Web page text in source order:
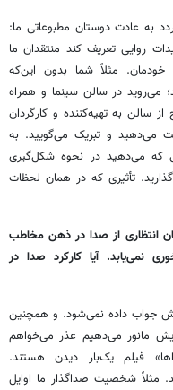
به عادت دوستان مطبوعاتی ما:
روایی تعریف کند منتقدان ما
خودمان. مثلاً شما بدون اینکه
میروید در سالن سینما و همراه
از سالن به تهیهکننده و کارگردان
میدهید و تبریک میگویید. به
که میدهید در نحوه شکلگیری
گذارید. تأثیری که در همان لحظات
انتظاری از صدا در ذهن مخاطب
نمییابد.آیا کارکرد صدا در
جواب داده نمیشود. و همچنین
مانور میدهیم عذر میخواهم
» فیلم یکبار دیدن هستند.
. مثلاً شخصیت صداگذار ما اوایل